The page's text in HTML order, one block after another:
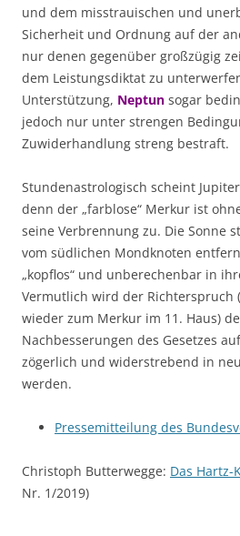
und dem misstrauischen und
Sicherheit und Ordnung auf der
nur denen gegenüber großzügig
dem Leistungsdiktat zu
Unterstützung, Neptun sogar
jedoch nur unter strengen
Zuwiderhandlung streng bestraft.
Stundenastrologisch scheint
denn der „farblose“ Merkur ist
seine Verbrennung zu. Die Sonne
vom südlichen Mondknoten
„kopflos“ und unberechenbar in
Vermutlich wird der Richterspruch
wieder zum Merkur im 11. Haus)
Nachbesserungen des Gesetzes
zögerlich und widerstrebend in
werden.
Pressemitteilung des
Christoph Butterwegge: Das Hartz-
Nr. 1/2019)